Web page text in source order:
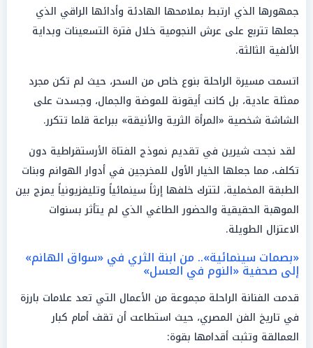
جمهورها الذي ارتبط بملامحها الهادئة وأدائها الراقي الذي
جعلها تتربع على عرش النجومية خلال فترة التسعينات وبداية
الألفية الثالثة.
اتسمت مسيرة الراحلة بنوع خاص من السحر، حيث لم تكن مجرد
ممثلة عادية، بل كانت أيقونة للموضة والجمال، وجسدت على
الشاشة شخصية «المرأة الثرية والأنيقة» ببراعة قلما تتكرر.
لقد نجحت شيرين في تقديم نموذج الفتاة الأرستقراطية دون
تكلف، مما جعلها الخيار الأول للمخرجين في أدوار الهوانم وبنات
الطبقة المخملية، لتترك خلفها إرثاً سينمائياً وتليفزيونياً يمزج بين
الموهبة الحقيقية والحضور الطاغي الذي لم يتأثر بسنوات
الاعتزال الطويلة.
«بصمات سينمائية».. من ابنة الثري في «سواق الهانم»
إلى صحفية «النوم في العسل»
قدمت الفنانة الراحلة مجموعة من الأعمال التي تعد علامات بارزة
في تاريخ الفن المصري، حيث استطاعت أن تقف أمام كبار
العمالقة وتثبت أقدامها بقوة: